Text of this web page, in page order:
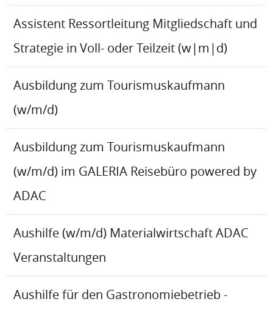
Assistent Ressortleitung Mitgliedschaft und
Strategie in Voll- oder Teilzeit (w|m|d)
Ausbildung zum Tourismuskaufmann
(w/m/d)
Ausbildung zum Tourismuskaufmann
(w/m/d) im GALERIA Reisebüro powered by
ADAC
Aushilfe (w/m/d) Materialwirtschaft ADAC
Veranstaltungen
Aushilfe für den Gastronomiebetrieb -